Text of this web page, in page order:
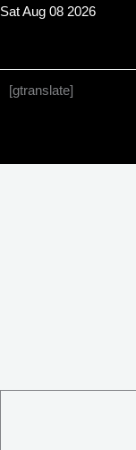
Skip
Sat Aug 08 2026
[gtranslate]